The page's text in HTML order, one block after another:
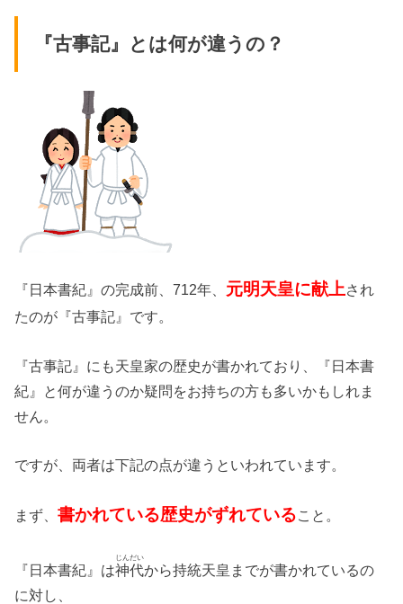
『古事記』とは何が違うの？
『日本書紀』の完成前、712年、 元明天皇に献上され
たのが『古事記』です。
『古事記』にも天皇家の歴史が書かれており、『日本書
紀』と何が違うのか疑問をお持ちの方も多いかもしれま
せん。
ですが、両者は下記の点が違うといわれています。
まず、書かれている歴史がずれていること。
『日本書紀』は神代
じんだい
から持統天皇までが書かれているの
に対し、